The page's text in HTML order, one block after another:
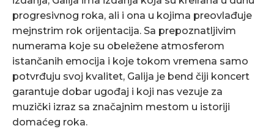
progresivnog roka, ali i ona u kojima preovlađuje
mejnstrim rok orijentacija. Sa prepoznatljivim
numerama koje su obeležene atmosferom
istančanih emocija i koje tokom vremena samo
potvrđuju svoj kvalitet, Galija je bend čiji koncert
garantuje dobar ugođaj i koji nas vezuje za
muzički izraz sa značajnim mestom u istoriji
domaćeg roka.